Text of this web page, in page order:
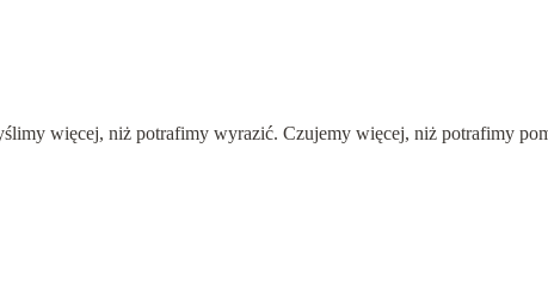
więcej, niż potrafimy wyrazić. Czujemy więcej, niż potrafimy